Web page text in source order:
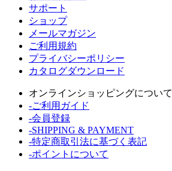
サポート
ショップ
メールマガジン
ご利用規約
プライバシーポリシー
カタログダウンロード
オンラインショッピングについて
-ご利用ガイド
-会員登録
-SHIPPING & PAYMENT
-特定商取引法に基づく表記
-ポイントについて